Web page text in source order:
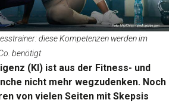
diese Kompetenzen werden im
benötigt
(KI) ist aus der Fitness- und
nicht mehr wegzudenken. Noch
von vielen Seiten mit Skepsis